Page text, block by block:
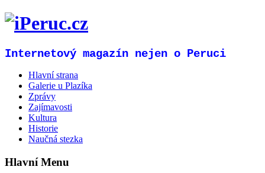
Internetový magazín nejen o Peruci
Hlavní strana
Galerie u Plazíka
Zprávy
Zajímavosti
Kultura
Historie
Naučná stezka
Hlavní Menu